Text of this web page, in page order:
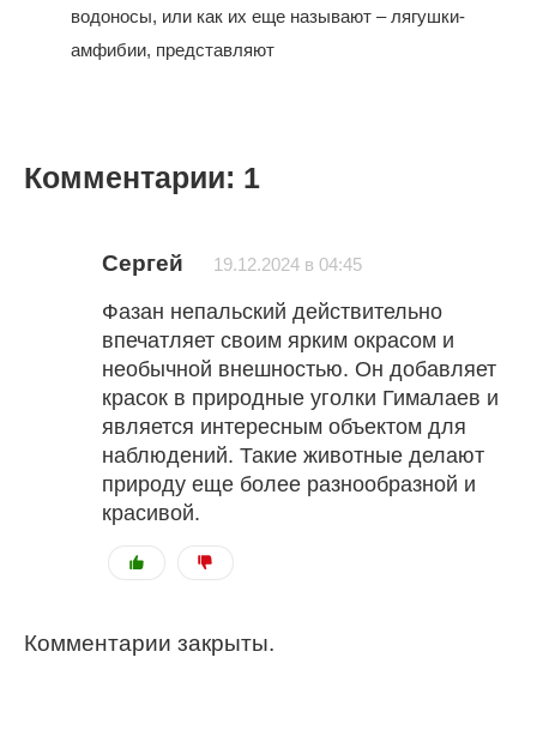
водоносы, или как их еще называют – лягушки-
амфибии, представляют
Комментарии: 1
Сергей 19.12.2024 в 04:45
Фазан непальский действительно
впечатляет своим ярким окрасом и
необычной внешностью. Он добавляет
красок в природные уголки Гималаев и
является интересным объектом для
наблюдений. Такие животные делают
природу еще более разнообразной и
красивой.
Комментарии закрыты.